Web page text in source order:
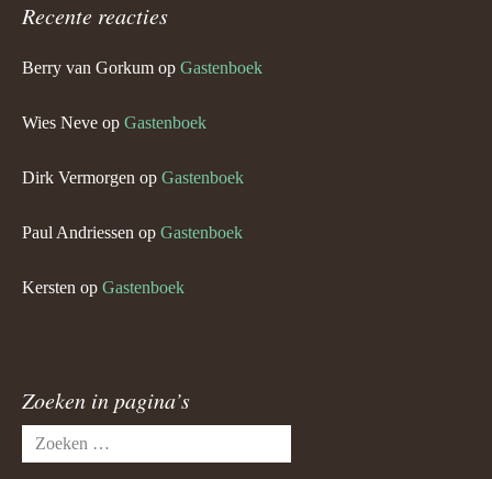
Recente reacties
Berry van Gorkum op Gastenboek
Wies Neve op Gastenboek
Dirk Vermorgen op Gastenboek
Paul Andriessen op Gastenboek
Kersten op Gastenboek
Zoeken in pagina’s
Zoeken
naar: